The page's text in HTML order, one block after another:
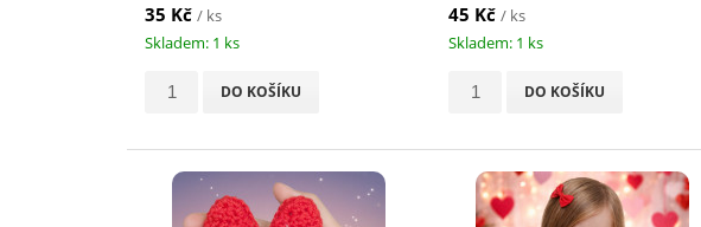
35 Kč / ks
Skladem: 1 ks
DO KOŠÍKU
45 Kč/ ks
Skladem: 1 ks
DO KOŠÍKU